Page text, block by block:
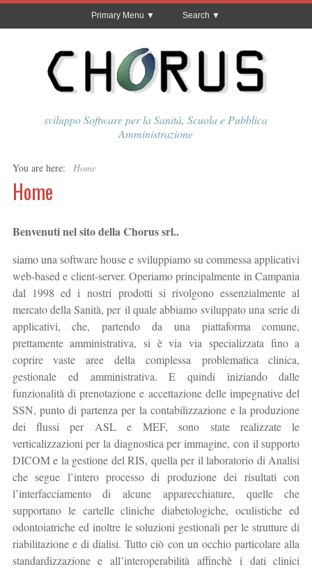
Primary Menu Search
sviluppo Software per la Sanità, Scuola e Pubblica
Amministrazione
You are here: Home
Home
Benvenuti nel sito della Chorus srl..
siamo una software house e sviluppiamo su commessa applicativi
web-based e client-server. Operiamo principalmente in Campania
dal 1998 ed i nostri prodotti si rivolgono essenzialmente al
mercato della Sanità, per il quale abbiamo sviluppato una serie di
applicativi, che, partendo da una piattaforma comune,
prettamente amministrativa, si è via via specializzata fino a
coprire vaste aree della complessa problematica clinica,
gestionale ed amministrativa. E quindi iniziando dalle
funzionalità di prenotazione e accettazione delle impegnative del
SSN, punto di partenza per la contabilizzazione e la produzione
dei flussi per ASL e MEF, sono state realizzate le
verticalizzazioni per la diagnostica per immagine, con il supporto
DICOM e la gestione del RIS, quella per il laboratorio di Analisi
che segue l’intero processo di produzione dei risultati con
l’interfacciamento di alcune apparecchiature, quelle che
supportano le cartelle cliniche diabetologiche, oculistiche ed
odontoiatriche ed inoltre le soluzioni gestionali per le strutture di
riabilitazione e di dialisi. Tutto ciò con un occhio particolare alla
standardizzazione e all’interoperabilità affinchè i dati clinici